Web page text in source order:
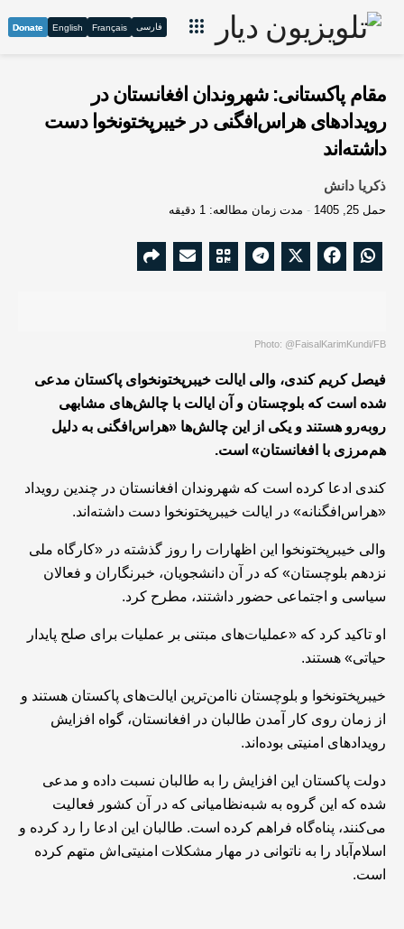
فارسی Français
English
Donate
مقام پاکستانی: شهروندان افغانستان در
رویدادهای هراس‌افگنی در خیبرپختونخوا دست
داشته‌اند
ذکریا دانش
حمل 25, 1405 مدت زمان مطالعه: 1 دقیقه
Photo: @FaisalKarimKundi/FB
فیصل کریم کندی، والی ایالت خیبرپختونخوای پاکستان مدعی
شده است که بلوچستان و آن ایالت با چالش‌های مشابهی
روبه‌رو هستند و یکی از این چالش‌ها «هراس‌افگنی به دلیل
هم‌مرزی با افغانستان» است.
کندی ادعا کرده است که شهروندان افغانستان در چندین رویداد
«هراس‌افگنانه» در ایالت خیبرپختونخوا دست داشته‌اند.
والی خیبرپختونخوا این اظهارات را روز گذشته در «کارگاه ملی
نزدهم بلوچستان» که در آن دانشجویان، خبرنگاران و فعالان
سیاسی و اجتماعی حضور داشتند، مطرح کرد.
او تاکید کرد که «عملیات‌های مبتنی بر عملیات برای صلح پایدار
حیاتی» هستند.
خیبرپختونخوا و بلوچستان ناامن‌ترین ایالت‌های پاکستان هستند و
از زمان روی کار آمدن طالبان در افغانستان، گواه افزایش
رویدادهای امنیتی بوده‌اند.
دولت پاکستان این افزایش را به طالبان نسبت داده و مدعی
شده که این گروه به شبه‌نظامیانی که در آن کشور فعالیت
می‌کنند، پناه‌گاه فراهم کرده است. طالبان این ادعا را رد کرده و
اسلام‌آباد را به ناتوانی در مهار مشکلات امنیتی‌اش متهم کرده
است.